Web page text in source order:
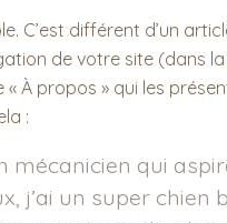
C’est différent d’un
de votre site (dans
À propos » qui les
:
mécanicien qui
j’ai un super